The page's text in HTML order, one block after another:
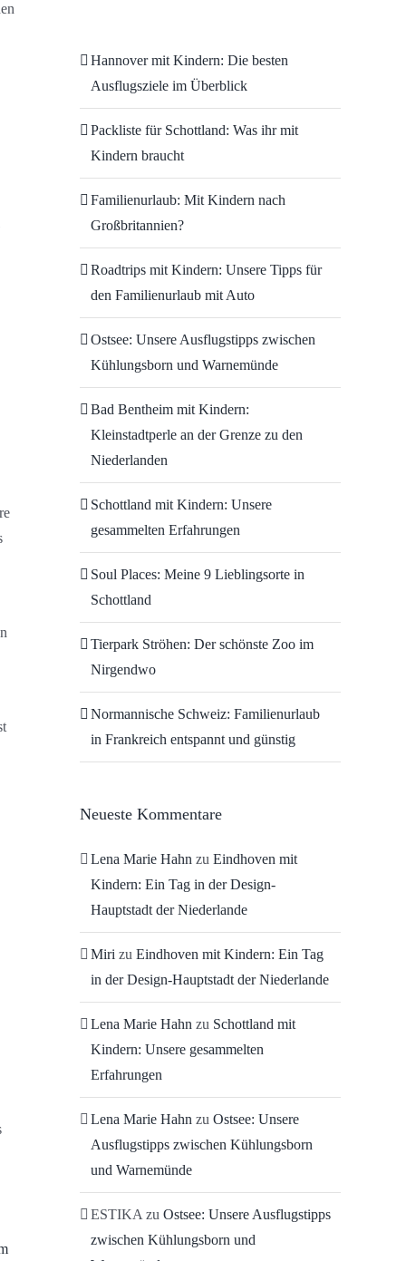
Hannover mit Kindern: Die besten
Ausflugsziele im Überblick
Packliste für Schottland: Was ihr mit
Kindern braucht
Familienurlaub: Mit Kindern nach
Großbritannien?
Roadtrips mit Kindern: Unsere Tipps für
den Familienurlaub mit Auto
Ostsee: Unsere Ausflugstipps zwischen
Kühlungsborn und Warnemünde
Bad Bentheim mit Kindern:
Kleinstadtperle an der Grenze zu den
Niederlanden
Schottland mit Kindern: Unsere
gesammelten Erfahrungen
Soul Places: Meine 9 Lieblingsorte in
Schottland
Tierpark Ströhen: Der schönste Zoo im
Nirgendwo
Normannische Schweiz: Familienurlaub
in Frankreich entspannt und günstig
Neueste Kommentare
Lena Marie Hahn zu Eindhoven mit
Kindern: Ein Tag in der Design-
Hauptstadt der Niederlande
Miri zu Eindhoven mit Kindern: Ein Tag
in der Design-Hauptstadt der Niederlande
Lena Marie Hahn zu Schottland mit
Kindern: Unsere gesammelten
Erfahrungen
Lena Marie Hahn zu Ostsee: Unsere
Ausflugstipps zwischen Kühlungsborn
und Warnemünde
ESTIKA zu Ostsee: Unsere Ausflugstipps
zwischen Kühlungsborn und